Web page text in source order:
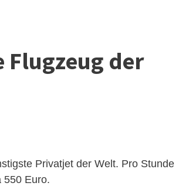
Flugzeug der
Privatjet der Welt. Pro Stunde
550 Euro.